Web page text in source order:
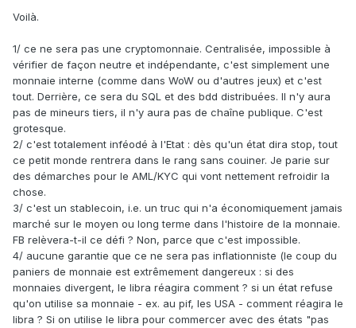
Voilà.
1/ ce ne sera pas une cryptomonnaie. Centralisée, impossible à
vérifier de façon neutre et indépendante, c'est simplement une
monnaie interne (comme dans WoW ou d'autres jeux) et c'est
tout. Derrière, ce sera du SQL et des bdd distribuées. Il n'y aura
pas de mineurs tiers, il n'y aura pas de chaîne publique. C'est
grotesque.
2/ c'est totalement inféodé à l'Etat : dès qu'un état dira stop, tout
ce petit monde rentrera dans le rang sans couiner. Je parie sur
des démarches pour le AML/KYC qui vont nettement refroidir la
chose.
3/ c'est un stablecoin, i.e. un truc qui n'a économiquement jamais
marché sur le moyen ou long terme dans l'histoire de la monnaie.
FB relèvera-t-il ce défi ? Non, parce que c'est impossible.
4/ aucune garantie que ce ne sera pas inflationniste (le coup du
paniers de monnaie est extrêmement dangereux : si des
monnaies divergent, le libra réagira comment ? si un état refuse
qu'on utilise sa monnaie - ex. au pif, les USA - comment réagira le
libra ? Si on utilise le libra pour commercer avec des états "pas